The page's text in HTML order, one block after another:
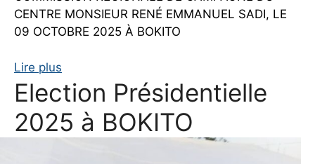
CENTRE MONSIEUR RENÉ EMMANUEL SADI, LE
09 OCTOBRE 2025 À BOKITO
Lire plus
Election Présidentielle
2025 à BOKITO